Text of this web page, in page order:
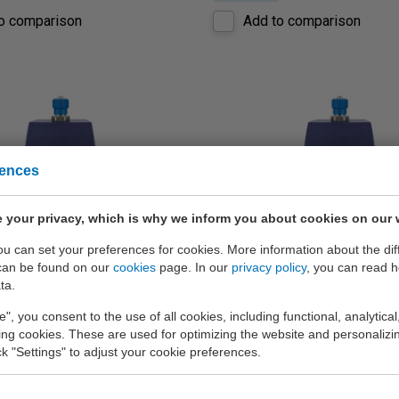
your privacy, which is why we inform you about cookies on our
can set your preferences for cookies. More information about the
be found on our cookies page. In our privacy policy, you can read
you consent to the use of all cookies, including functional,
cookies. These are used for optimizing the website and
"Settings" to adjust your cookie preferences.
comparison Add to comparison
LIJN CAPBs sens
meetmodule voor
tot 6 bar, met 3 mm
borging.
BLAUWE LIJN CAPBs
CAPBs ®sens meetmodule
drukmeting tot 6 bar, met 3 mm
aansluiting met borging.